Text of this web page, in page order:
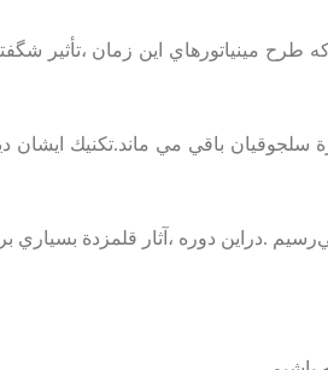
مينياتورهاي‌ اين‌ زمان‌ ،تأثير
باقي‌ مي‌ ماند.تكنيك‌ ايشان‌
.دراين‌ دوره‌ ،آثار قلمزدة‌